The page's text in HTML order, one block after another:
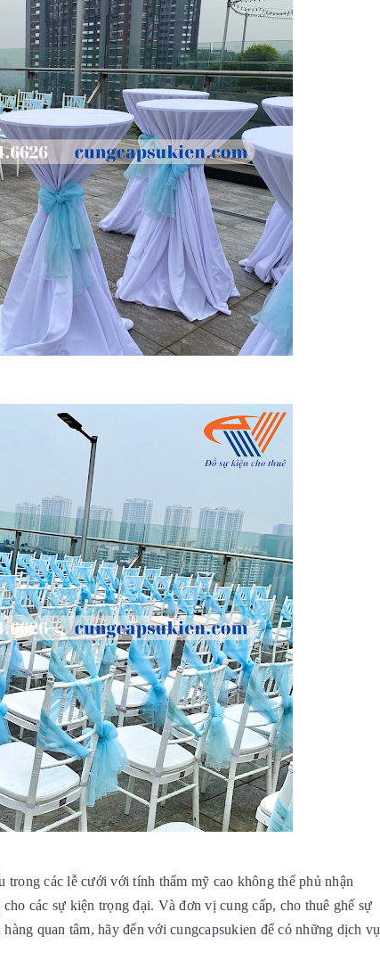
trong các lễ cưới với tính thẩm mỹ cao không thể phủ nhận
các sự kiện trọng đại. Và đơn vị cung cấp, cho thuê ghế sự
quan tâm, hãy đến với cungcapsukien để có những dịch vụ